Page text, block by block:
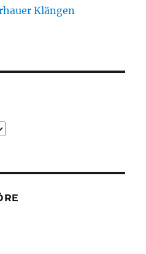
Klängen